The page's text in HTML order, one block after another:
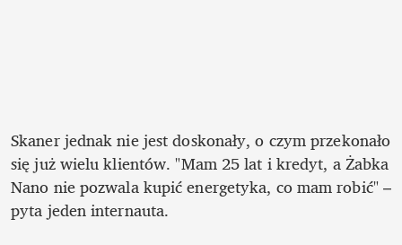
Skaner jednak nie jest doskonały, o czym przekonało
się już wielu klientów. "Mam 25 lat i kredyt, a Żabka
Nano nie pozwala kupić energetyka, co mam robić" –
pyta jeden internauta.